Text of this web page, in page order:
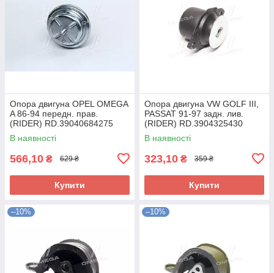
Опора двигуна OPEL OMEGA
A 86-94 передн. прав.
(RIDER) RD.39040684275
UA58
В наявності
566,10 ₴ 629 ₴
Купити
Опора двигуна VW GOLF III,
PASSAT 91-97 задн. лив.
(RIDER) RD.3904325430
UA58
В наявності
323,10 ₴ 359 ₴
Купити
–10% –10%